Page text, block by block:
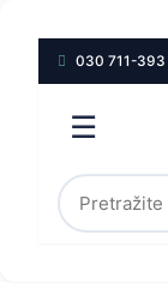
030 711-393
☰